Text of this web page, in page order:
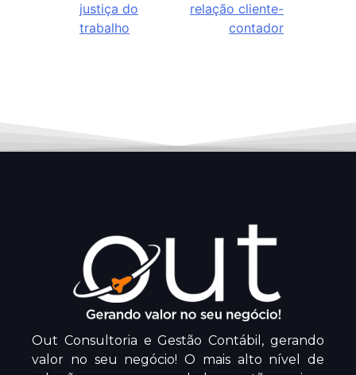
justiça do
trabalho
relação cliente-
contador
Out Consultoria e Gestão Contábil, gerando
valor no seu negócio! O mais alto nível de